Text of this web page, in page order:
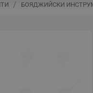
БОЯДЖИЙСКИ